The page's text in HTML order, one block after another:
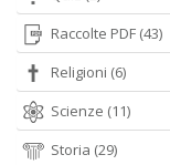
Raccolte PDF (43)
Religioni (6)
Scienze (11)
Storia (29)